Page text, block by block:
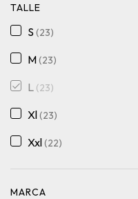
TALLE
S (23)
M(23)
L (23)
Xl(23)
Xxl(22)
MARCA